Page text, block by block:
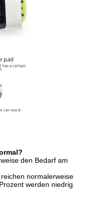
den Bedarf am
normalerweise
werden niedrig